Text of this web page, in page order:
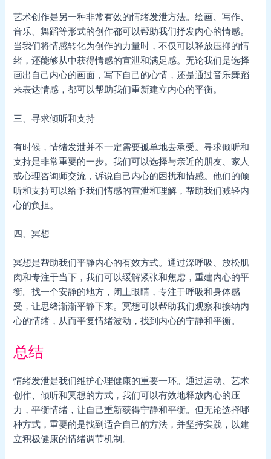
艺术创作是另一种非常有效的情绪发泄方法。绘画、写作、
音乐、舞蹈等形式的创作都可以帮助我们抒发内心的情感。
当我们将情感转化为创作的力量时，不仅可以释放压抑的情
绪，还能够从中获得情感的宣泄和满足感。无论我们是选择
画出自己内心的画面，写下自己的心情，还是通过音乐舞蹈
来表达情感，都可以帮助我们重新建立内心的平衡。
三、寻求倾听和支持
有时候，情绪发泄并不一定需要孤单地去承受。寻求倾听和
支持是非常重要的一步。我们可以选择与亲近的朋友、家人
或心理咨询师交流，诉说自己内心的困扰和情感。他们的倾
听和支持可以给予我们情感的宣泄和理解，帮助我们减轻内
心的负担。
四、冥想
冥想是帮助我们平静内心的有效方式。通过深呼吸、放松肌
肉和专注于当下，我们可以缓解紧张和焦虑，重建内心的平
衡。找一个安静的地方，闭上眼睛，专注于呼吸和身体感
受，让思绪渐渐平静下来。冥想可以帮助我们观察和接纳内
心的情绪，从而平复情绪波动，找到内心的宁静和平衡。
总结
情绪发泄是我们维护心理健康的重要一环。通过运动、艺术
创作、倾听和冥想的方式，我们可以有效地释放内心的压
力，平衡情绪，让自己重新获得宁静和平衡。但无论选择哪
种方式，重要的是找到适合自己的方法，并坚持实践，以建
立积极健康的情绪调节机制。